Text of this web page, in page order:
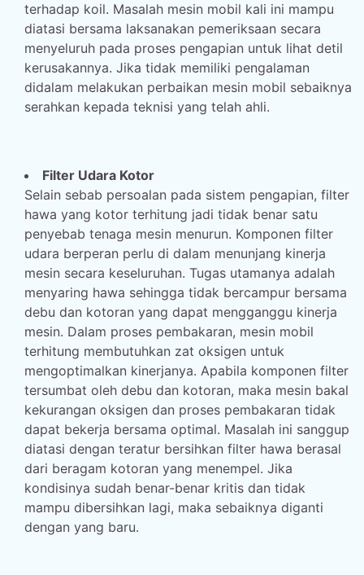
terhadap koil. Masalah mesin mobil kali ini mampu
diatasi bersama laksanakan pemeriksaan secara
menyeluruh pada proses pengapian untuk lihat detil
kerusakannya. Jika tidak memiliki pengalaman
didalam melakukan perbaikan mesin mobil sebaiknya
serahkan kepada teknisi yang telah ahli.
Filter Udara Kotor
Selain sebab persoalan pada sistem pengapian, filter
hawa yang kotor terhitung jadi tidak benar satu
penyebab tenaga mesin menurun. Komponen filter
udara berperan perlu di dalam menunjang kinerja
mesin secara keseluruhan. Tugas utamanya adalah
menyaring hawa sehingga tidak bercampur bersama
debu dan kotoran yang dapat mengganggu kinerja
mesin. Dalam proses pembakaran, mesin mobil
terhitung membutuhkan zat oksigen untuk
mengoptimalkan kinerjanya. Apabila komponen filter
tersumbat oleh debu dan kotoran, maka mesin bakal
kekurangan oksigen dan proses pembakaran tidak
dapat bekerja bersama optimal. Masalah ini sanggup
diatasi dengan teratur bersihkan filter hawa berasal
dari beragam kotoran yang menempel. Jika
kondisinya sudah benar-benar kritis dan tidak
mampu dibersihkan lagi, maka sebaiknya diganti
dengan yang baru.